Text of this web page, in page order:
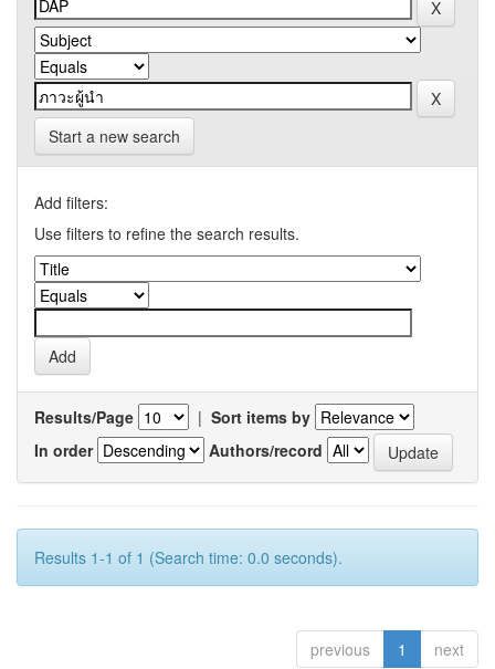
Start a new search
Add filters:
Use filters to refine the search results.
Results/Page | Sort items by
In order
Authors/record
Results 1-1 of 1 (Search time: 0.0 seconds).
previous 1 next